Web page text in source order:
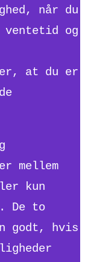
når du
ventetid og
at du er
mellem
kun
De to
godt, hvis